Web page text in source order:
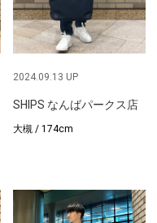
2024.09.13 UP
SHIPS なんばパークス店
大槻 / 174cm